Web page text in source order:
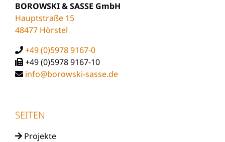
BOROWSKI & SASSE GmbH
Hauptstraße 15
48477 Hörstel
+49 (0)5978 9167-0
+49 (0)5978 9167-10
info@borowski-sasse.de
SEITEN
Projekte